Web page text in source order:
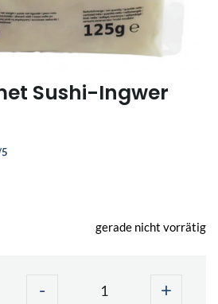
Sushi-Ingwer
gerade nicht vorrätig
- +